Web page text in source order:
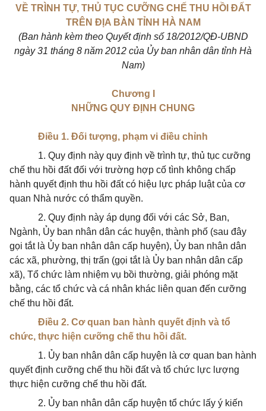
VỀ TRÌNH TỰ, THỦ TỤC CƯỠNG CHẾ THU HỒI ĐẤT
TRÊN ĐỊA BÀN TỈNH HÀ NAM
(Ban hành kèm theo Quyết định số 18/2012/QĐ-UBND
ngày 31 tháng 8 năm 2012 của Ủy ban nhân dân tỉnh Hà
Nam)
Chương I
NHỮNG QUY ĐỊNH CHUNG
Điều 1. Đối tượng, phạm vi điều chỉnh
1. Quy định này quy định về trình tự, thủ tục cưỡng
chế thu hồi đất đối với trường hợp cố tình không chấp
hành quyết định thu hồi đất có hiệu lực pháp luật của cơ
quan Nhà nước có thẩm quyền.
2. Quy định này áp dụng đối với các Sở, Ban,
Ngành, Ủy ban nhân dân các huyện, thành phố (sau đây
gọi tắt là Ủy ban nhân dân cấp huyện), Ủy ban nhân dân
các xã, phường, thị trấn (gọi tắt là Ủy ban nhân dân cấp
xã), Tổ chức làm nhiệm vụ bồi thường, giải phóng mặt
bằng, các tổ chức và cá nhân khác liên quan đến cưỡng
chế thu hồi đất.
Điều 2. Cơ quan ban hành quyết định và tổ
chức, thực hiện cưỡng chế thu hồi đất.
1. Ủy ban nhân dân cấp huyện là cơ quan ban hành
quyết định cưỡng chế thu hồi đất và tổ chức lực lượng
thực hiện cưỡng chế thu hồi đất.
2. Ủy ban nhân dân cấp huyện tổ chức lấy ý kiến